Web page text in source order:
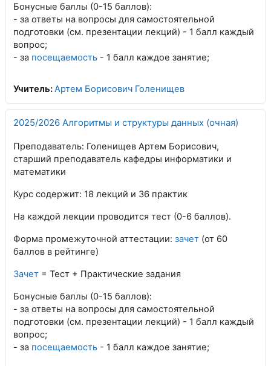
Бонусные баллы (0-15 баллов):
- за ответы на вопросы для самостоятельной
подготовки (см. презентации лекций) - 1 балл каждый
вопрос;
- за посещаемость - 1 балл каждое занятие;
Учитель:Артем Борисович Голенищев
2025/2026 Алгоритмы и структуры данных (очная)
Преподаватель: Голенищев Артем Борисович,
старший преподаватель кафедры информатики и
математики
Курс содержит: 18 лекций и 36 практик
На каждой лекции проводится тест (0-6 баллов).
Форма промежуточной аттестации: зачет (от 60
баллов в рейтинге)
Зачет = Тест + Практические задания
Бонусные баллы (0-15 баллов):
- за ответы на вопросы для самостоятельной
подготовки (см. презентации лекций) - 1 балл каждый
вопрос;
- за посещаемость - 1 балл каждое занятие;